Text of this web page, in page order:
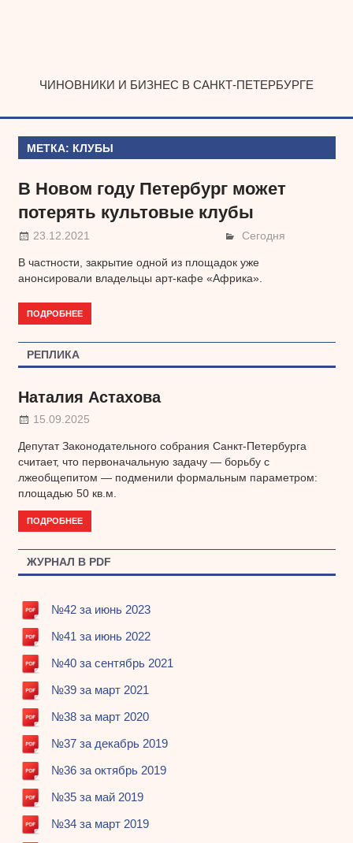
ЧИНОВНИКИ И БИЗНЕС В САНКТ-ПЕТЕРБУРГЕ
МЕТКА: КЛУБЫ
В Новом году Петербург может
потерять культовые клубы
23.12.2021 Сегодня
В частности, закрытие одной из площадок уже
анонсировали владельцы арт-кафе «Африка».
ПОДРОБНЕЕ
РЕПЛИКА
Наталия Астахова
15.09.2025
Депутат Законодательного собрания Санкт-Петербурга
считает, что первоначальную задачу — борьбу с
лжеобщепитом — подменили формальным параметром:
площадью 50 кв.м.
ПОДРОБНЕЕ
ЖУРНАЛ В PDF
№42 за июнь 2023
№41 за июнь 2022
№40 за сентябрь 2021
№39 за март 2021
№38 за март 2020
№37 за декабрь 2019
№36 за октябрь 2019
№35 за май 2019
№34 за март 2019